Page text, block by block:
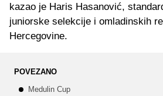
kazao je Haris Hasanović,
juniorske selekcije i omladinskih
Hercegovine.
POVEZANO
Medulin Cup